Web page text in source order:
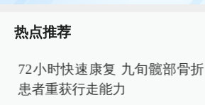
热点推荐
72小时快速康复 九旬髋部骨折
患者重获行走能力